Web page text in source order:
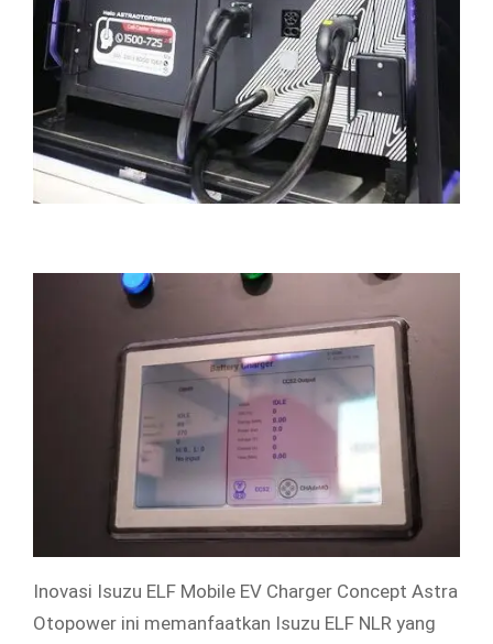
Inovasi Isuzu ELF Mobile EV Charger Concept Astra
Otopower ini memanfaatkan Isuzu ELF NLR yang